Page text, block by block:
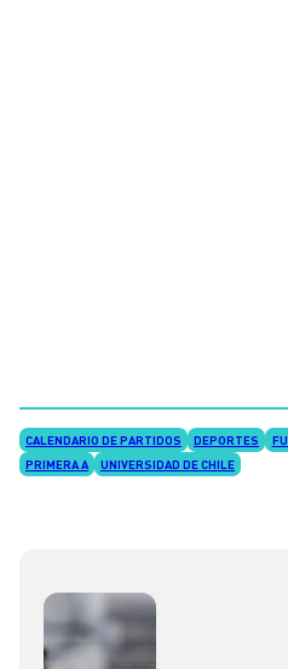
CALENDARIO DE PARTIDOS DEPORTES
PRIMERA A
UNIVERSIDAD DE CHILE